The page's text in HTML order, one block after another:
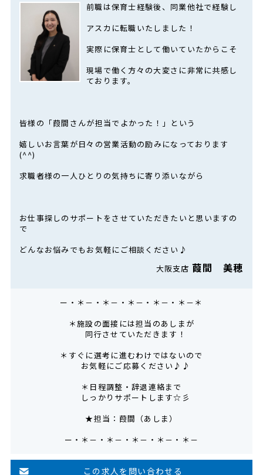
前職は保育士経験後、同業他社で経験し
アスカに転職いたしました！
実際に保育士として働いていたからこそ
現場で働く方々の大変さに非常に共感し
ております。
皆様の「葭間さんが担当でよかった！」という
嬉しいお言葉が日々の営業活動の励みになっております
(^^)
求職者様の一人ひとりの気持ちに寄り添いながら
お仕事探しのサポートをさせていただきたいと思いますの
で
どんなお悩みでもお気軽にご相談ください♪
大阪支店葭間 美穂
ー・＊－・＊－・＊－・＊－・＊－＊
＊施設の面接には担当のあしまが
同行させていただきます！
＊すぐに選考に進むわけではないので
お気軽にご応募ください♪♪
＊日程調整・辞退連絡まで
しっかりサポートします☆彡
★担当：葭間（あしま）
ー・＊－・＊－・＊－・＊－・＊－
この求人を問い合わせる